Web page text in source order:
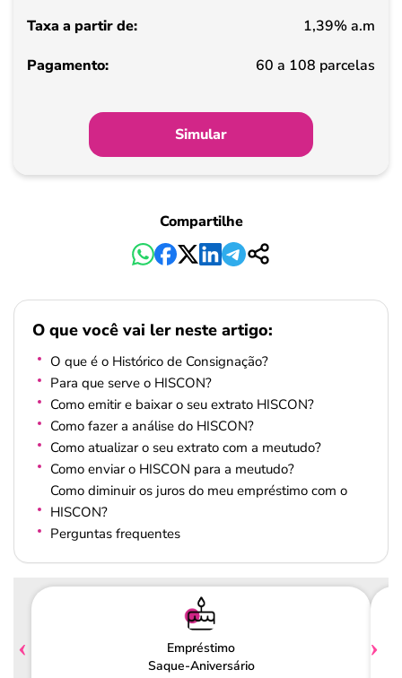
Pagamento
1,39% a.m
60 a 108 parcelas
Simular
Compartilhe
O que você vai ler neste artigo:
O que é o Histórico de Consignação?
Para que serve o HISCON?
Como emitir e baixar o seu extrato HISCON?
Como fazer a análise do HISCON?
Como atualizar o seu extrato com a meutudo?
Como enviar o HISCON para a meutudo?
Como diminuir os juros do meu empréstimo com o
HISCON?
Perguntas frequentes
Empréstimo
Saque-Aniversário